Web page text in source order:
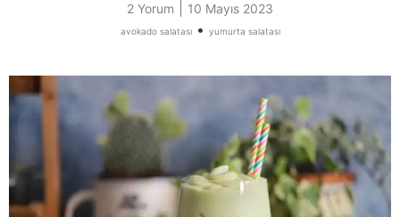
2 Yorum 10 Mayıs 2023
avokado salatası• yumurta salatası